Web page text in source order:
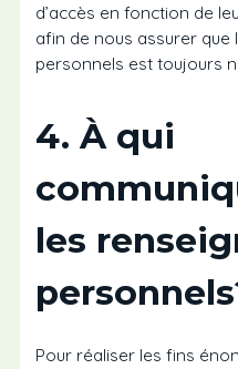
d’accès en fonction de
afin de nous assurer que
personnels est toujours
4. À qui
les
Pour réaliser les fins